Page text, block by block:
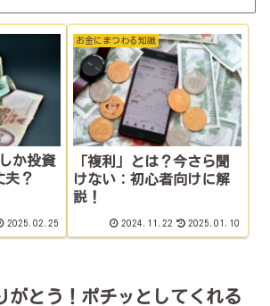
か投資
夫？
2025.02.25
お金にまつわる知識
「複利」とは？今さら聞
けない：初心者向けに解
説！
2024.11.22 2025.01.10
がとう！ポチッとしてくれる